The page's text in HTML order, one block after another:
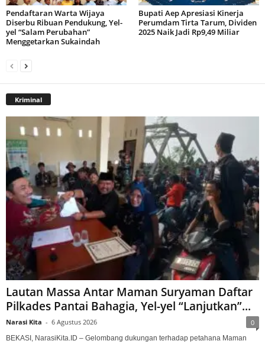
Pendaftaran Warta Wijaya
Diserbu Ribuan Pendukung, Yel-
yel “Salam Perubahan”
Menggetarkan Sukaindah
Bupati Aep Apresiasi Kinerja
Perumdam Tirta Tarum, Dividen
2025 Naik Jadi Rp9,49 Miliar
Kriminal
Lautan Massa Antar Maman Suryaman Daftar
Pilkades Pantai Bahagia, Yel-yel “Lanjutkan”...
Narasi Kita - 6 Agustus 2026 0
BEKASI, NarasiKita.ID – Gelombang dukungan terhadap petahana Maman